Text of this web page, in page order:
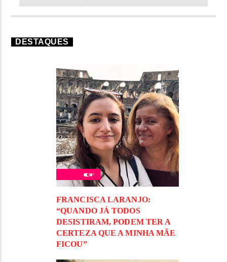
DESTAQUES
FRANCISCA LARANJO:
“QUANDO JÁ TODOS
DESISTIRAM, PODEM TER A
CERTEZA QUE A MINHA MÃE
FICOU”